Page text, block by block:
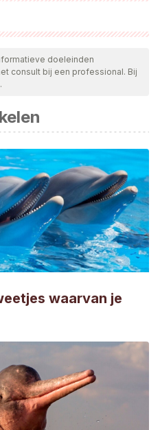
grondig gecontroleerd door
actualiteit en
van dit artikel werd
VCA Hospitals.
https://vcahospitals.com/know-
Five-Minute Veterinary
Intermittent Diarrhea in
downloads/
doeleinden
consult bij een professional. Bij
waarvan je